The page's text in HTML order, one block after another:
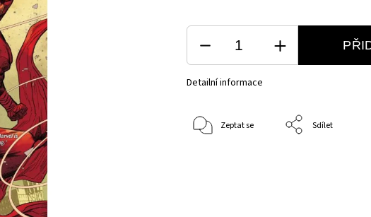
Detailní informace
Zeptat se Sdílet